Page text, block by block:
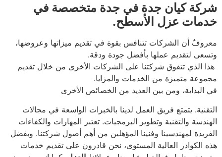
شركة كيان جدة في جدة متخصصة في
خدمات عزل الأسطح.
معروفٌ أن الشركات تتنافس بقوة في تقديم ميزاتها وعروضها،
وتسعى لتقديم عملها بأفضل جودة ودقة.
هذا الذي تتفوق شركتنا على الشركات الأخرى من خلال تقديم
مجموعة متميزة من الخدمات والمزايا.
في البداية، ومن بين العديد من الخصائص الأخرى
التقنية. يتمتع فريق العمل لدينا بالخبرات الواسعة في مجالات
الهندسة والتقنية وتطوير البرمجيات. تعتبر المهارات والكفاءات
الفريدة لمهندسينا وفنينا المؤهلين من أهم أصول شركتنا. وبفضل
هذه الكوادر العالية المستوى، نحن قادرون على تقديم خدمات